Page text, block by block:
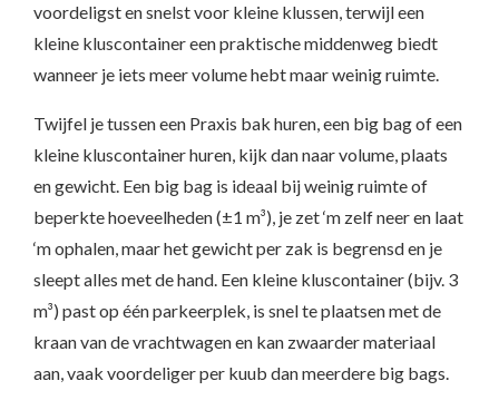
voordeligst en snelst voor kleine klussen, terwijl een
kleine kluscontainer een praktische middenweg biedt
wanneer je iets meer volume hebt maar weinig ruimte.
Twijfel je tussen een Praxis bak huren, een big bag of een
kleine kluscontainer huren, kijk dan naar volume, plaats
en gewicht. Een big bag is ideaal bij weinig ruimte of
beperkte hoeveelheden (±1 m³), je zet ‘m zelf neer en laat
‘m ophalen, maar het gewicht per zak is begrensd en je
sleept alles met de hand. Een kleine kluscontainer (bijv. 3
m³) past op één parkeerplek, is snel te plaatsen met de
kraan van de vrachtwagen en kan zwaarder materiaal
aan, vaak voordeliger per kuub dan meerdere big bags.